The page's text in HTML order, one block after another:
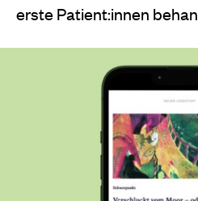
erste Patient:innen